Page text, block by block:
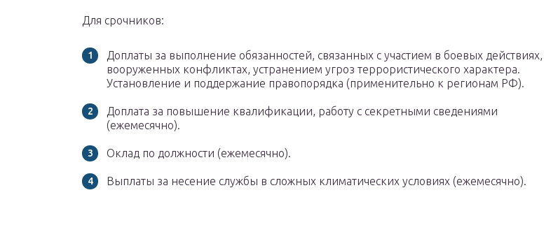
Для срочников:
Доплаты за выполнение обязанностей, связанных с участием в боевых действиях,
вооруженных конфликтах, устранением угроз террористического характера.
Установление и поддержание правопорядка (применительно к регионам РФ).
Доплата за повышение квалификации, работу с секретными сведениями
(ежемесячно).
Оклад по должности (ежемесячно).
Выплаты за несение службы в сложных климатических условиях (ежемесячно).